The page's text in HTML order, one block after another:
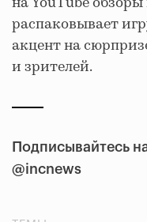
распаковывает
акцент на
и зрителей.
Подписывайтесь
@incnews